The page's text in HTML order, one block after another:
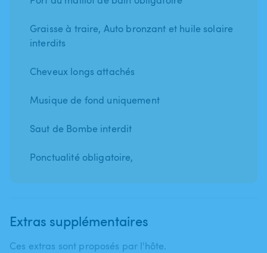
Graisse à traire, Auto bronzant et huile solaire
interdits
Cheveux longs attachés
Musique de fond uniquement
Saut de Bombe interdit
Ponctualité obligatoire,
Extras supplémentaires
Ces extras sont proposés par l'hôte.